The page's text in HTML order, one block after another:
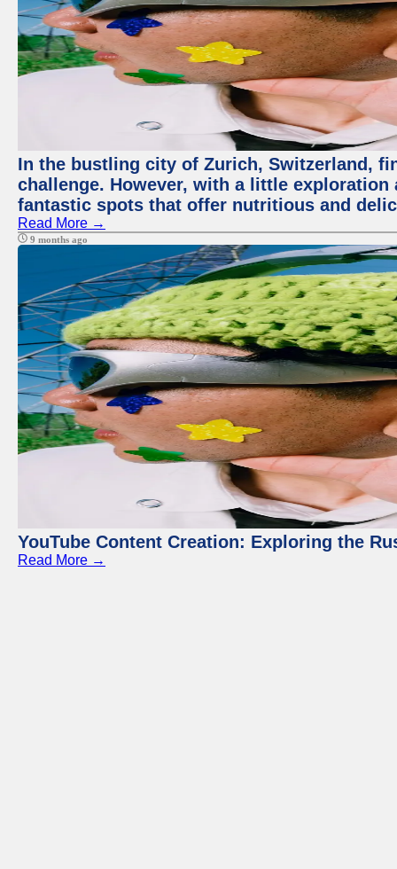
In the bustling city of Zurich, Switzerland,
challenge. However, with a little
fantastic spots that offer nutritious and
Read More →
9 months ago
YouTube Content Creation: Exploring the
Read More →